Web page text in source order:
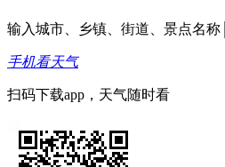
输入城市、乡镇、街道、景点名称
手机看天气
扫码下载app，天气随时看